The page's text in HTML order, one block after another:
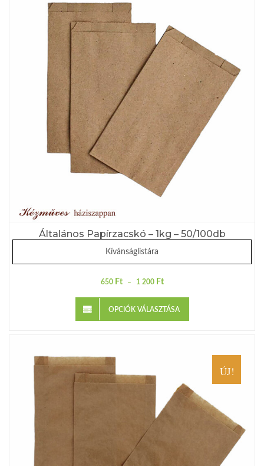
Általános Papírzacskó – 1kg – 50/100db
Kívánságlistára
650 Ft – 1 200 Ft
OPCIÓK VÁLASZTÁSA
ÚJ!